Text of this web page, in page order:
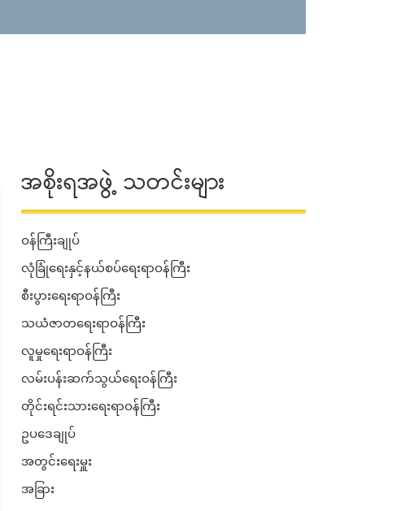
အစိုးရအဖွဲ့ သတင်းများ
ဝန်ကြီးချုပ်
လုံခြုံရေးနှင့်နယ်စပ်ရေးရာဝန်ကြီး
စီးပွားရေးရာဝန်ကြီး
သယံဇာတရေးရာဝန်ကြီး
လူမှုရေးရာဝန်ကြီး
လမ်းပန်းဆက်သွယ်ရေးဝန်ကြီး
တိုင်းရင်းသားရေးရာဝန်ကြီး
ဥပဒေချုပ်
အတွင်းရေးမှူး
အခြား